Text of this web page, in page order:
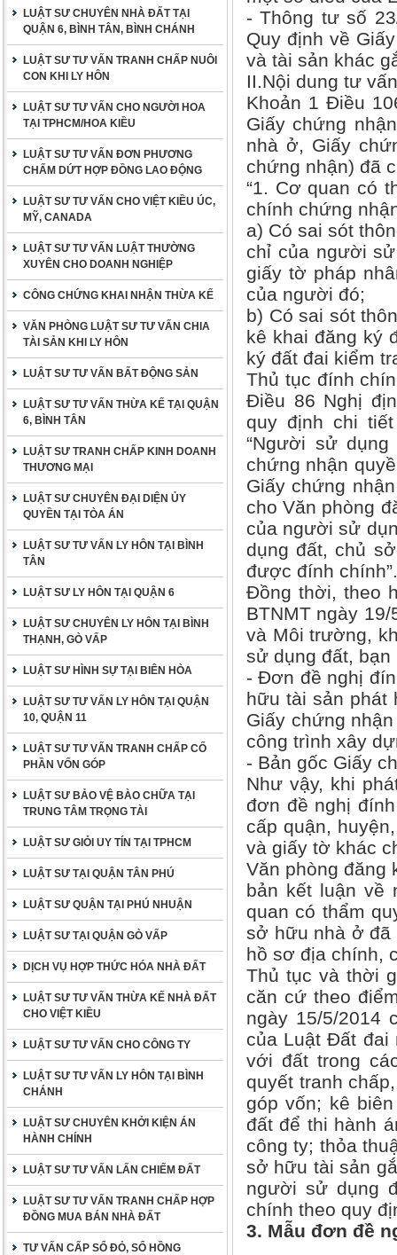
LUẬT SƯ CHUYÊN NHÀ ĐẤT TẠI
QUẬN 6, BÌNH TÂN, BÌNH CHÁNH
LUẬT SƯ TƯ VẤN TRANH CHẤP NUÔI
CON KHI LY HÔN
LUẬT SƯ TƯ VẤN CHO NGƯỜI HOA
TẠI TPHCM/HOA KIỀU
LUẬT SƯ TƯ VẤN ĐƠN PHƯƠNG
CHẤM DỨT HỢP ĐỒNG LAO ĐỘNG
LUẬT SƯ TƯ VẤN CHO VIỆT KIỀU ÚC,
MỸ, CANADA
LUẬT SƯ TƯ VẤN LUẬT THƯỜNG
XUYÊN CHO DOANH NGHIỆP
CÔNG CHỨNG KHAI NHẬN THỪA KẾ
VĂN PHÒNG LUẬT SƯ TƯ VẤN CHIA
TÀI SẢN KHI LY HÔN
LUẬT SƯ TƯ VẤN BẤT ĐỘNG SẢN
LUẬT SƯ TƯ VẤN THỪA KẾ TẠI QUẬN
6, BÌNH TÂN
LUẬT SƯ TRANH CHẤP KINH DOANH
THƯƠNG MẠI
LUẬT SƯ CHUYÊN ĐẠI DIỆN ỦY
QUYỀN TẠI TÒA ÁN
LUẬT SƯ TƯ VẤN LY HÔN TẠI BÌNH
TÂN
LUẬT SƯ LY HÔN TẠI QUẬN 6
LUẬT SƯ CHUYÊN LY HÔN TẠI BÌNH
THẠNH, GÒ VẤP
LUẬT SƯ HÌNH SỰ TẠI BIÊN HÒA
LUẬT SƯ TƯ VẤN LY HÔN TẠI QUẬN
10, QUẬN 11
LUẬT SƯ TƯ VẤN TRANH CHẤP CỐ
PHẦN VỐN GÓP
LUẬT SƯ BẢO VỆ BÀO CHỮA TẠI
TRUNG TÂM TRỌNG TÀI
LUẬT SƯ GIỎI UY TÍN TẠI TPHCM
LUẬT SƯ TẠI QUẬN TÂN PHÚ
LUẬT SƯ QUẬN TẠI PHÚ NHUẬN
LUẬT SƯ TẠI QUẬN GÒ VẤP
DỊCH VỤ HỢP THỨC HÓA NHÀ ĐẤT
LUẬT SƯ TƯ VẤN THỪA KẾ NHÀ ĐẤT
CHO VIỆT KIỀU
LUẬT SƯ TƯ VẤN CHO CÔNG TY
LUẬT SƯ TƯ VẤN LY HÔN TẠI BÌNH
CHÁNH
LUẬT SƯ CHUYÊN KHỞI KIỆN ÁN
HÀNH CHÍNH
LUẬT SƯ TƯ VẤN LẤN CHIẾM ĐẤT
LUẬT SƯ TƯ VẤN TRANH CHẤP HỢP
ĐỒNG MUA BÁN NHÀ ĐẤT
TƯ VẤN CẤP SỔ ĐỎ, SỔ HỒNG
- Thông tư số
Quy định về
và tài sản khác
II.Nội dung tư vấn
Khoản 1 Điều
Giấy chứng
nhà ở, Giấy
chứng nhận) đã
“1. Cơ quan có
chính chứng
a) Có sai sót
chỉ của người
giấy tờ pháp
của người đó;
b) Có sai sót
kê khai đăng ký
ký đất đai kiểm
Thủ tục đính
Điều 86 Nghị
quy định chi
“Người sử
chứng nhận
Giấy chứng
cho Văn phòng
của người sử
dụng đất, chủ
được đính chính”.
Đồng thời, theo
BTNMT ngày
và Môi trường,
sử dụng đất,
- Đơn đề nghị
hữu tài sản phát
Giấy chứng
công trình xây
- Bản gốc Giấy
Như vậy, khi
đơn đề nghị
cấp quận,
và giấy tờ khác
Văn phòng đăng
bản kết luận về
quan có thẩm
sở hữu nhà ở đã
hồ sơ địa chính,
Thủ tục và thời
căn cứ theo
ngày 15/5/2014
của Luật Đất đai
với đất trong
quyết tranh
góp vốn; kê
đất để thi hành
công ty; thỏa
sở hữu tài sản
người sử dụng
chính theo quy
3. Mẫu đơn đề